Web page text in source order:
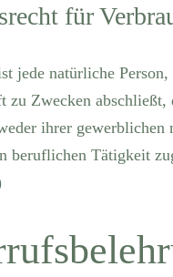
für
jede natürliche Person,
zu Zwecken abschließt,
ihrer gewerblichen
beruflichen Tätigkeit